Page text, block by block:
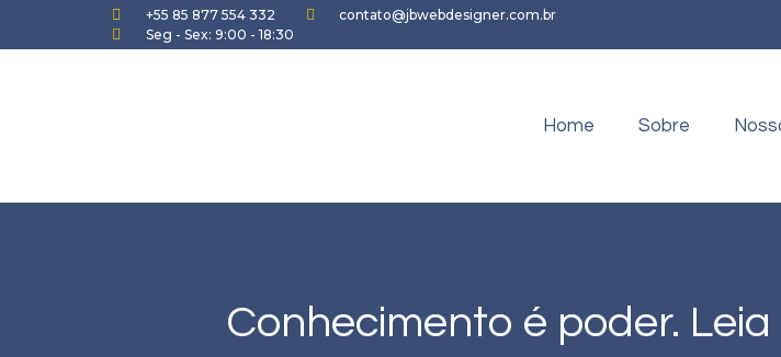
+55 85 877 554 332
contato@jbwebdesigner.com.br
Seg - Sex: 9:00 - 18:30
Home Sobre
Conhecimento é poder.